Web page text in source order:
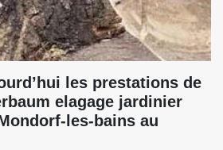
les prestations de
elagage jardinier
les-bains au